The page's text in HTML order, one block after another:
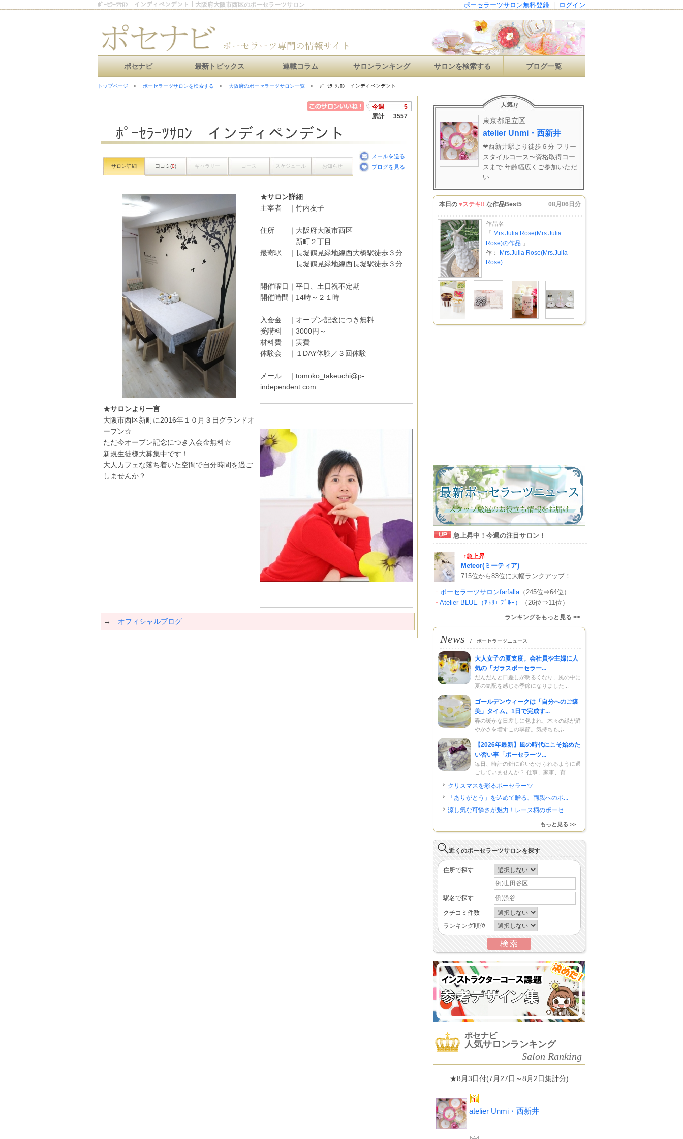
ﾎﾟｰｾﾗｰﾂｻﾛﾝ インディペンデント｜大阪府大阪市西区のポーセラーツサロン ログイン
ポーセラーツサロン無料登録
ポセナビ 最新トピックス 連載コラム サロンランキング サロンを検索する ブログ一覧
トップページ ポーセラーツサロンを検索する 大阪府のポーセラーツサロン一覧 ﾎﾟｰｾﾗｰﾂｻﾛﾝ インディペンデント
今週
5
累計
3557
ﾎﾟｰｾﾗｰﾂｻﾛﾝ インディペンデント
サロン詳細 口コミ(0) ギャラリー コース スケジュール お知らせ
メールを送る
ブログを見る
★サロン詳細
主宰者 ｜竹内友子
住所 ｜大阪府大阪市西区
新町２丁目
最寄駅 ｜長堀鶴見緑地線西大橋駅徒歩３分
長堀鶴見緑地線西長堀駅徒歩３分
開催曜日｜平日、土日祝不定期
開催時間｜14時～２１時
入会金 ｜オープン記念につき無料
受講料 ｜3000円～
材料費 ｜実費
体験会 ｜１DAY体験／３回体験
メール ｜tomoko_takeuchi@p-
independent.com
★サロンより一言
大阪市西区新町に2016年１０月３日グランドオ
ープン☆
ただ今オープン記念につき入会金無料☆
新規生徒様大募集中です！
大人カフェな落ち着いた空間で自分時間を過ご
しませんか？
→ オフィシャルブログ
東京都足立区
atelier Unmi・西新井
❤︎西新井駅より徒歩６分 フリー
スタイルコース〜資格取得コー
スまで 年齢幅広くご参加いただ
い...
本日の ♥ステキ!! な作品Best5 08月06日分
作品名
「
Mrs.Julia Rose(Mrs.Julia
Rose)の作品 」
作：
Mrs.Julia Rose(Mrs.Julia
Rose)
急上昇中！今週の注目サロン！
↑急上昇
Meteor(ミーティア)
715位から83位に大幅ランクアップ！
↑ ポーセラーツサロンfarfalla（245位⇒64位）
↑ Atelier BLUE（ｱﾄﾘｴ ﾌﾞﾙｰ） （26位⇒11位）
ランキングをもっと見る >>
News / ポーセラーツニュース
大人女子の夏支度。会社員や主婦に人
気の「ガラスポーセラー...
だんだんと日差しが明るくなり、風の中に
夏の気配を感じる季節になりました...
ゴールデンウィークは「自分へのご褒
美」タイム。1日で完成す...
春の暖かな日差しに包まれ、木々の緑が鮮
やかさを増すこの季節。気持ちもふ...
【2026年最新】風の時代にこそ始めた
い習い事「ポーセラーツ...
毎日、時計の針に追いかけられるように過
ごしていませんか？ 仕事、家事、育...
クリスマスを彩るポーセラーツ
「ありがとう」を込めて贈る、両親へのポ...
涼し気な可憐さが魅力！レース柄のポーセ...
もっと見る >>
近くのポーセラーツサロンを探す
住所で探す
駅名で探す
クチコミ件数
ランキング順位
ポセナビ
人気サロンランキング
Salon Ranking
★8月3日付(7月27日～8月2日集計分)
atelier Unmi・西新井